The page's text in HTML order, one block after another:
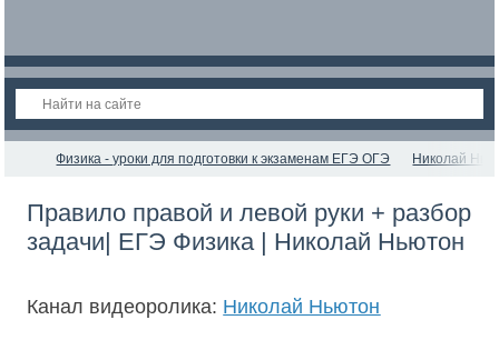
Физика - уроки для подготовки к экзаменам ЕГЭ ОГЭ Николай
Правило правой и левой руки + разбор
задачи| ЕГЭ Физика | Николай Ньютон
Канал видеоролика: Николай Ньютон